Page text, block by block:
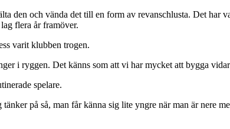
den och vända det till en form av revanschlusta. Det har
flera år framöver.
varit klubben trogen.
i ryggen. Det känns som att vi har mycket att bygga
spelare.
på så, man får känna sig lite yngre när man är nere